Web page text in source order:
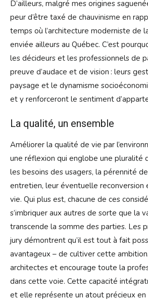
D’ailleurs, malgré mes origines
peur d’être taxé de chauvinisme en
temps où l’architecture moderniste de
enviée ailleurs au Québec. C’est
les décideurs et les professionnels de
preuve d’audace et de vision : leurs
paysage et le dynamisme
et y renforceront le sentiment
La qualité, un ensemble
Améliorer la qualité de vie par
une réflexion qui englobe une pluralité
les besoins des usagers, la pérennité
entretien, leur éventuelle reconversion
vie. Qui plus est, chacune de ces
s’imbriquer aux autres de sorte que la
transcende la somme des parties. Les
jury démontrent qu’il est tout à fait
avantageux – de cultiver cette
architectes et encourage toute la
dans cette voie. Cette capacité
et elle représente un atout précieux